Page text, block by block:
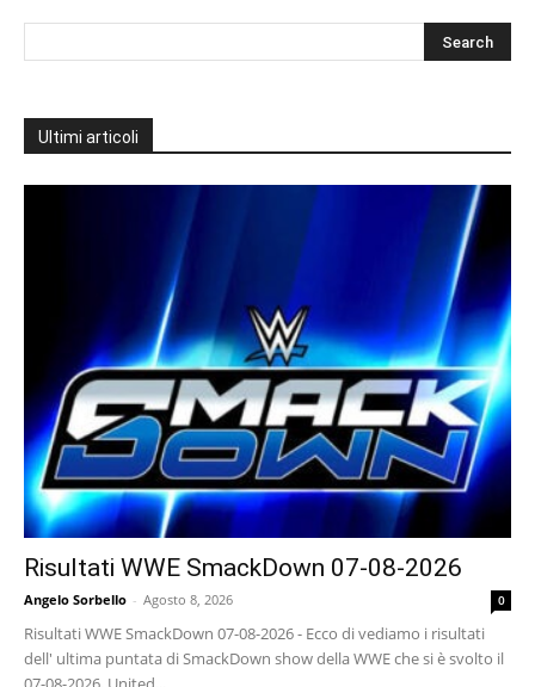
Ultimi articoli
Risultati WWE SmackDown 07-08-2026
Angelo Sorbello - Agosto 8, 2026 0
Risultati WWE SmackDown 07-08-2026 - Ecco di vediamo i risultati
dell' ultima puntata di SmackDown show della WWE che si è svolto il